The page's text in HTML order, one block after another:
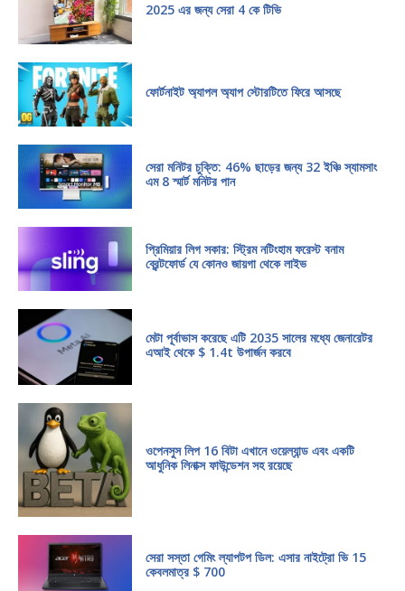
2025 এর জন্য সেরা 4 কে টিভি
ফোর্টনাইট অ্যাপল অ্যাপ স্টোরটিতে ফিরে আসছে
সেরা মনিটর চুক্তি: 46% ছাড়ের জন্য 32 ইঞ্চি স্যামসাং
এম 8 স্মার্ট মনিটর পান
প্রিমিয়ার লিগ সকার: স্ট্রিম নটিংহাম ফরেস্ট বনাম
ব্রেন্টফোর্ড যে কোনও জায়গা থেকে লাইভ
মেটা পূর্বাভাস করেছে এটি 2035 সালের মধ্যে জেনারেটর
এআই থেকে $ 1.4t উপার্জন করবে
ওপেনসুস লিপ 16 বিটা এখানে ওয়েল্যান্ড এবং একটি
আধুনিক লিনাক্স ফাউন্ডেশন সহ রয়েছে
সেরা সস্তা গেমিং ল্যাপটপ ডিল: এসার নাইট্রো ভি 15
কেবলমাত্র $ 700